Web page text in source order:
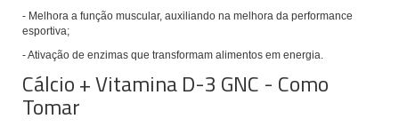
- Melhora a função muscular, auxiliando na melhora da performance
esportiva;
- Ativação de enzimas que transformam alimentos em energia.
Cálcio + Vitamina D-3 GNC - Como
Tomar